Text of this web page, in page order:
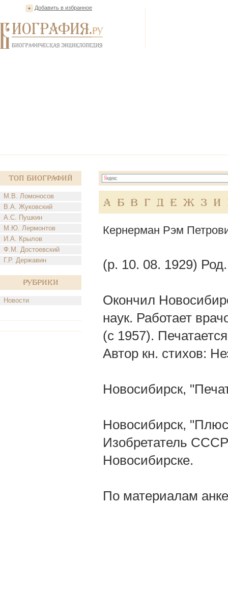
Добавить в избранное
Топ Биографий
М.В. Ломоносов
В.А. Жуковский
А.С. Пушкин
М.Ю. Лермонтов
И.А. Крылов
Ф.М. Достоевский
Г.Р. Державин
Рубрики
Новости
А Б В Г Д Е Ж З И
Кернерман Рэм
(р. 10. 08. 1929)
Окончил
наук. Работает
(с 1957).
Автор кн. стихов:
Новосибирск,
Новосибирск,
Изобретатель
Новосибирске.
По материалам